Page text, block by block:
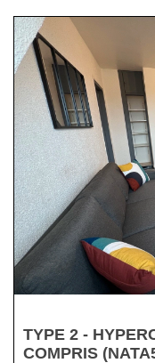
TYPE 2 -
COMPRIS